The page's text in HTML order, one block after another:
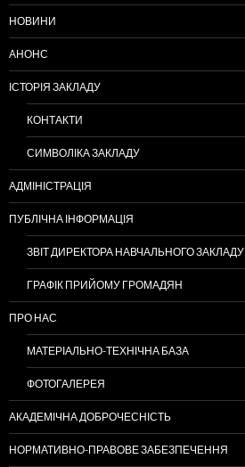
НОВИНИ
АНОНС
ІСТОРІЯ ЗАКЛАДУ
КОНТАКТИ
СИМВОЛІКА ЗАКЛАДУ
АДМІНІСТРАЦІЯ
ПУБЛІЧНА ІНФОРМАЦІЯ
ЗВІТ ДИРЕКТОРА НАВЧАЛЬНОГО ЗАКЛАДУ
ГРАФІК ПРИЙОМУ ГРОМАДЯН
ПРО НАС
МАТЕРІАЛЬНО-ТЕХНІЧНА БАЗА
ФОТОГАЛЕРЕЯ
АКАДЕМІЧНА ДОБРОЧЕСНІСТЬ
НОРМАТИВНО-ПРАВОВЕ ЗАБЕЗПЕЧЕННЯ